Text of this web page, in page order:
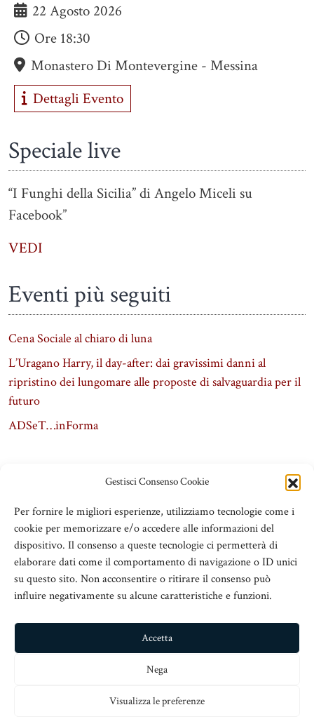
Gestisci Consenso Cookie
Per fornire le migliori esperienze, utilizziamo tecnologie come i
cookie per memorizzare e/o accedere alle informazioni del
dispositivo. Il consenso a queste tecnologie ci permetterà di
elaborare dati come il comportamento di navigazione o ID unici
su questo sito. Non acconsentire o ritirare il consenso può
influire negativamente su alcune caratteristiche e funzioni.
Accetta
Nega
Visualizza le preferenze
22 Agosto 2026
Ore 18:30
Monastero Di Montevergine - Messina
Dettagli Evento
Speciale live
“I Funghi della Sicilia” di Angelo Miceli su
Facebook”
VEDI
Eventi più seguiti
Cena Sociale al chiaro di luna
L’Uragano Harry, il day-after: dai gravissimi danni al
ripristino dei lungomare alle proposte di salvaguardia per il
futuro
ADSeT…inForma
ADSeT
© 2016 Associazione Dirigenti Scolastici e Territorio
V.le San Martino Is. 89, c/o Chiesa San Nicolò all’Arcivescovado,
98123 Messina
info@adset.it– C.Fisc: 97113110833